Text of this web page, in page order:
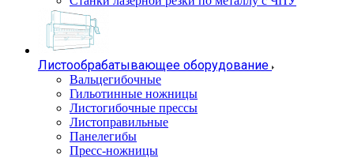
Листообрабатывающее оборудование
Вальцегибочные
Гильотинные ножницы
Листогибочные прессы
Листоправильные
Панелегибы
Пресс-ножницы